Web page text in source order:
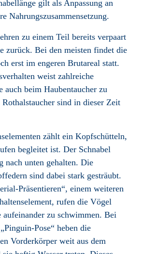
gilt als Anpassung an
Nahrungszusammensetzung.
zu einem Teil bereits verpaart
zurück. Bei den meisten findet die
erst im engeren Brutareal statt.
weist zahlreiche
auch beim Haubentaucher zu
Rothalstaucher sind in dieser Zeit
zählt ein Kopfschütteln,
begleitet ist. Der Schnabel
nach unten gehalten. Die
sind dabei stark gesträubt.
Präsentieren“, einem weiteren
rufen die Vögel
aufeinander zu schwimmen. Bei
Pose“ heben die
Vorderkörper weit aus dem